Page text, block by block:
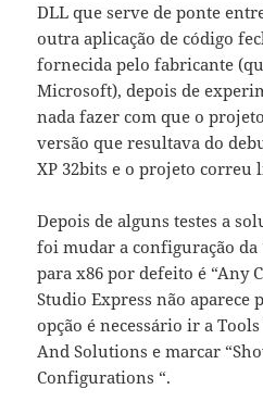
DLL que serve de ponte
outra aplicação de código
fornecida pelo fabricante
Microsoft), depois de
nada fazer com que o
versão que resultava do
XP 32bits e o projeto correu
Depois de alguns testes a
foi mudar a configuração
para x86 por defeito é “Any
Studio Express não aparece
opção é necessário ir a Tools
And Solutions e marcar
Configurations “.